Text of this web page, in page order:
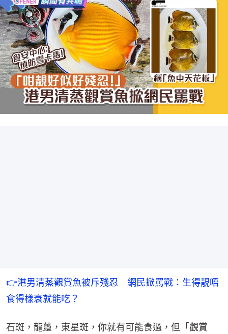
👉港男清蒸觀賞魚被斥殘忍　網民掀罵戰：生得靚唔
食得樣衰就能吃？
石斑，龍躉，東星斑，你就有可能食過，但「觀賞